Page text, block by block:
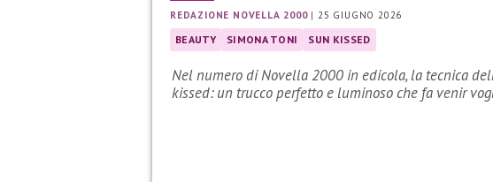
REDAZIONE NOVELLA 2000|25 GIUGNO 2026
BEAUTY SIMONA TONI SUN KISSED
Nel numero di Novella 2000 in edicola, la tecnica
kissed: un trucco perfetto e luminoso che fa venir